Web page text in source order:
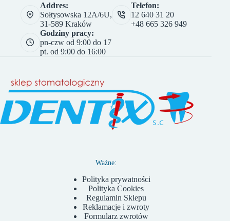
Addres:
Sołtysowska 12A/6U,
31-589 Kraków
Telefon:
12 640 31 20
+48 665 326 949
Godziny pracy:
pn-czw od 9:00 do 17
pt. od 9:00 do 16:00
Ważne:
Polityka prywatności
Polityka Cookies
Regulamin Sklepu
Reklamacje i zwroty
Formularz zwrotów